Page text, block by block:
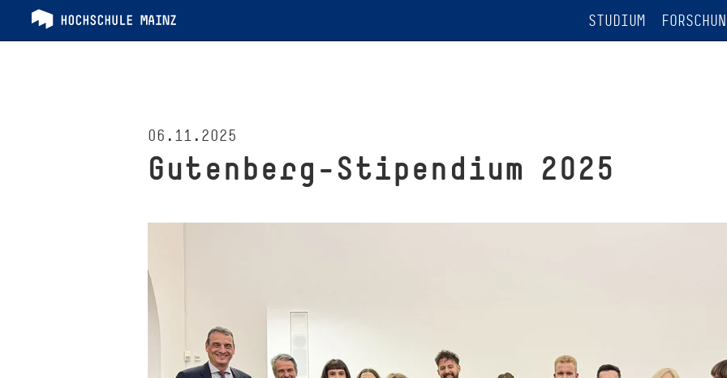
STUDIUM
06.11.2025
Gutenberg-Stipendium 2025